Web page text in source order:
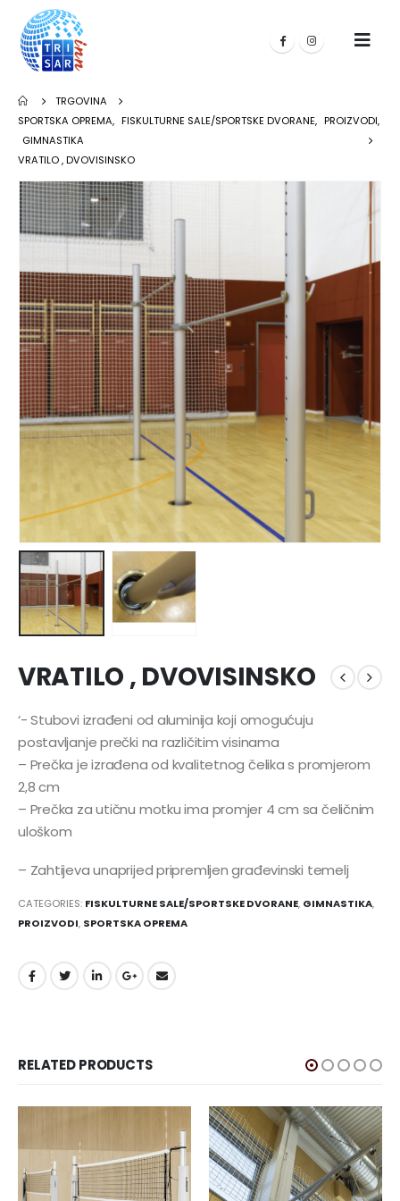
TRGOVINA
SPORTSKA OPREMA, FISKULTURNE SALE/SPORTSKE DVORANE, PROIZVODI,
GIMNASTIKA
VRATILO , DVOVISINSKO
VRATILO , DVOVISINSKO
‘- Stubovi izrađeni od aluminija koji omogućuju
postavljanje prečki na različitim visinama
– Prečka je izrađena od kvalitetnog čelika s promjerom
2,8 cm
– Prečka za utičnu motku ima promjer 4 cm sa čeličnim
uloškom
– Zahtijeva unaprijed pripremljen građevinski temelj
CATEGORIES: FISKULTURNE SALE/SPORTSKE DVORANE, GIMNASTIKA,
PROIZVODI, SPORTSKA OPREMA
RELATED PRODUCTS